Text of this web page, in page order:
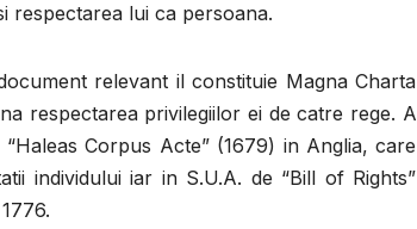
respectarea lui ca persoana.
relevant il constituie Magna Charta
respectarea privilegiilor ei de catre rege. A
Corpus Acte” (1679) in Anglia, care
individului iar in S.U.A. de “Bill of Rights”